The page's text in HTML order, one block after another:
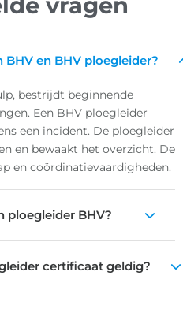
en BHV ploegleider?
bestrijdt beginnende
Een BHV ploegleider
een incident. De ploegleider
en bewaakt het overzicht. De
en coördinatievaardigheden.
ploegleider BHV?
certificaat geldig?